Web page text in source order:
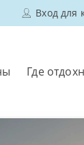
Вход для
Где